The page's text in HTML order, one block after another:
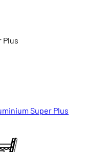
Plus
Super Plus